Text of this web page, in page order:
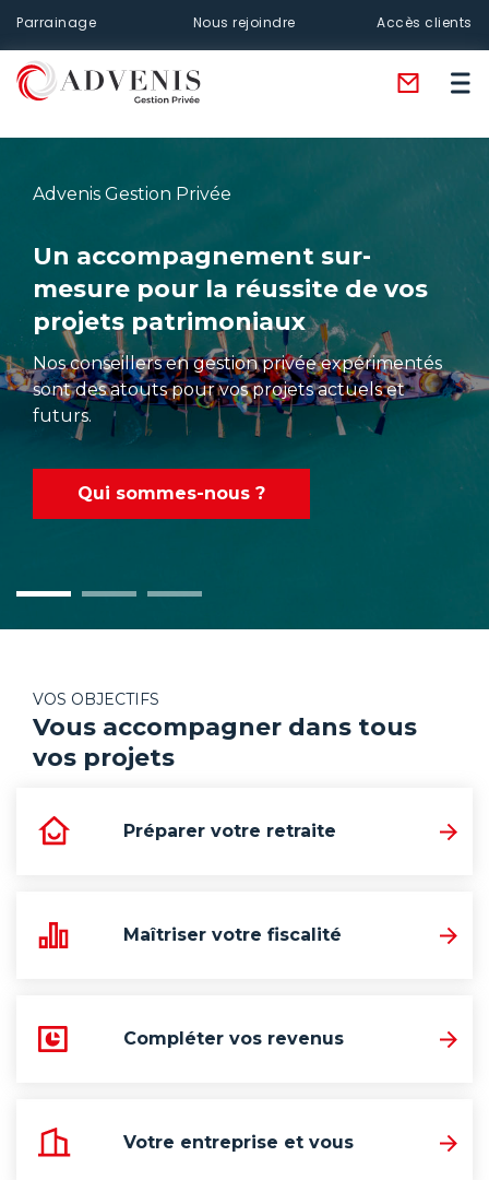
Parrainage Nous rejoindre Accès clients
Advenis Gestion Privée
Un accompagnement sur-
mesure pour la réussite de vos
projets patrimoniaux
Nos conseillers en gestion privée expérimentés
sont des atouts pour vos projets actuels et
futurs.
Qui sommes-nous ?
VOS OBJECTIFS
Vous accompagner dans tous
vos projets
Préparer votre retraite
Maîtriser votre fiscalité
Compléter vos revenus
Votre entreprise et vous